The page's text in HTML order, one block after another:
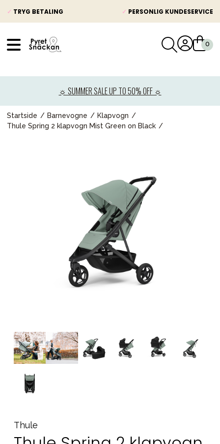
✓ TRYG BETALING ✓ PERSONLIG KUNDESERVICE
☼ SUMMER SALE UP TO 50% OFF ☼
Startside Barnevogne
Klapvogn
Thule Spring 2 klapvogn Mist Green on Black
Thule
Barnevogne
Autostole
Mor & Far
Møbler & sengetøj
Tilbehør
Reservedele
Kampagner
Tips til gaver
Sol og svømning